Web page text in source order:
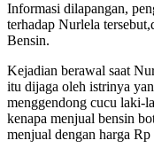
Informasi dilapangan,
terhadap Nurlela
Bensin.
Kejadian berawal saat
itu dijaga oleh istrinya
menggendong cucu laki-
kenapa menjual bensin
menjual dengan harga